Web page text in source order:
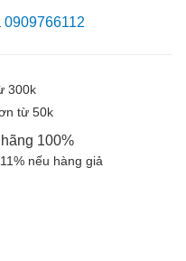
0909766112
300k
từ 50k
100%
nếu hàng giả